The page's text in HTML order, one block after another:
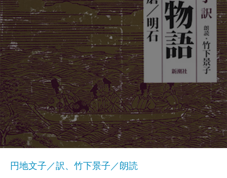
円地文子／訳、竹下景子／朗読